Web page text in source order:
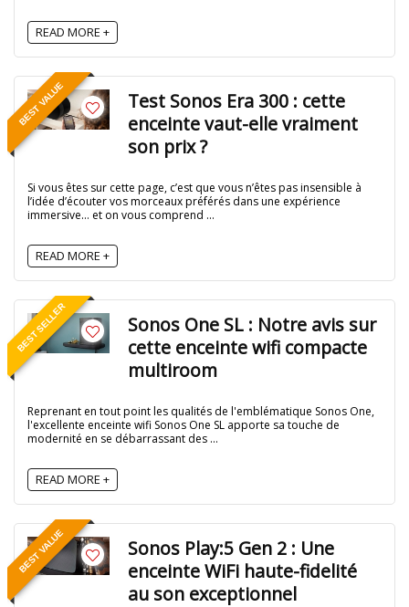
READ MORE +
BEST VALUE
Test Sonos Era 300 : cette
enceinte vaut-elle vraiment
son prix ?
Si vous êtes sur cette page, c’est que vous n’êtes pas insensible à
l’idée d’écouter vos morceaux préférés dans une expérience
immersive… et on vous comprend ...
READ MORE +
BEST SELLER
Sonos One SL : Notre avis sur
cette enceinte wifi compacte
multiroom
Reprenant en tout point les qualités de l'emblématique Sonos One,
l'excellente enceinte wifi Sonos One SL apporte sa touche de
modernité en se débarrassant des ...
READ MORE +
BEST VALUE
Sonos Play:5 Gen 2 : Une
enceinte WiFi haute-fidelité
au son exceptionnel